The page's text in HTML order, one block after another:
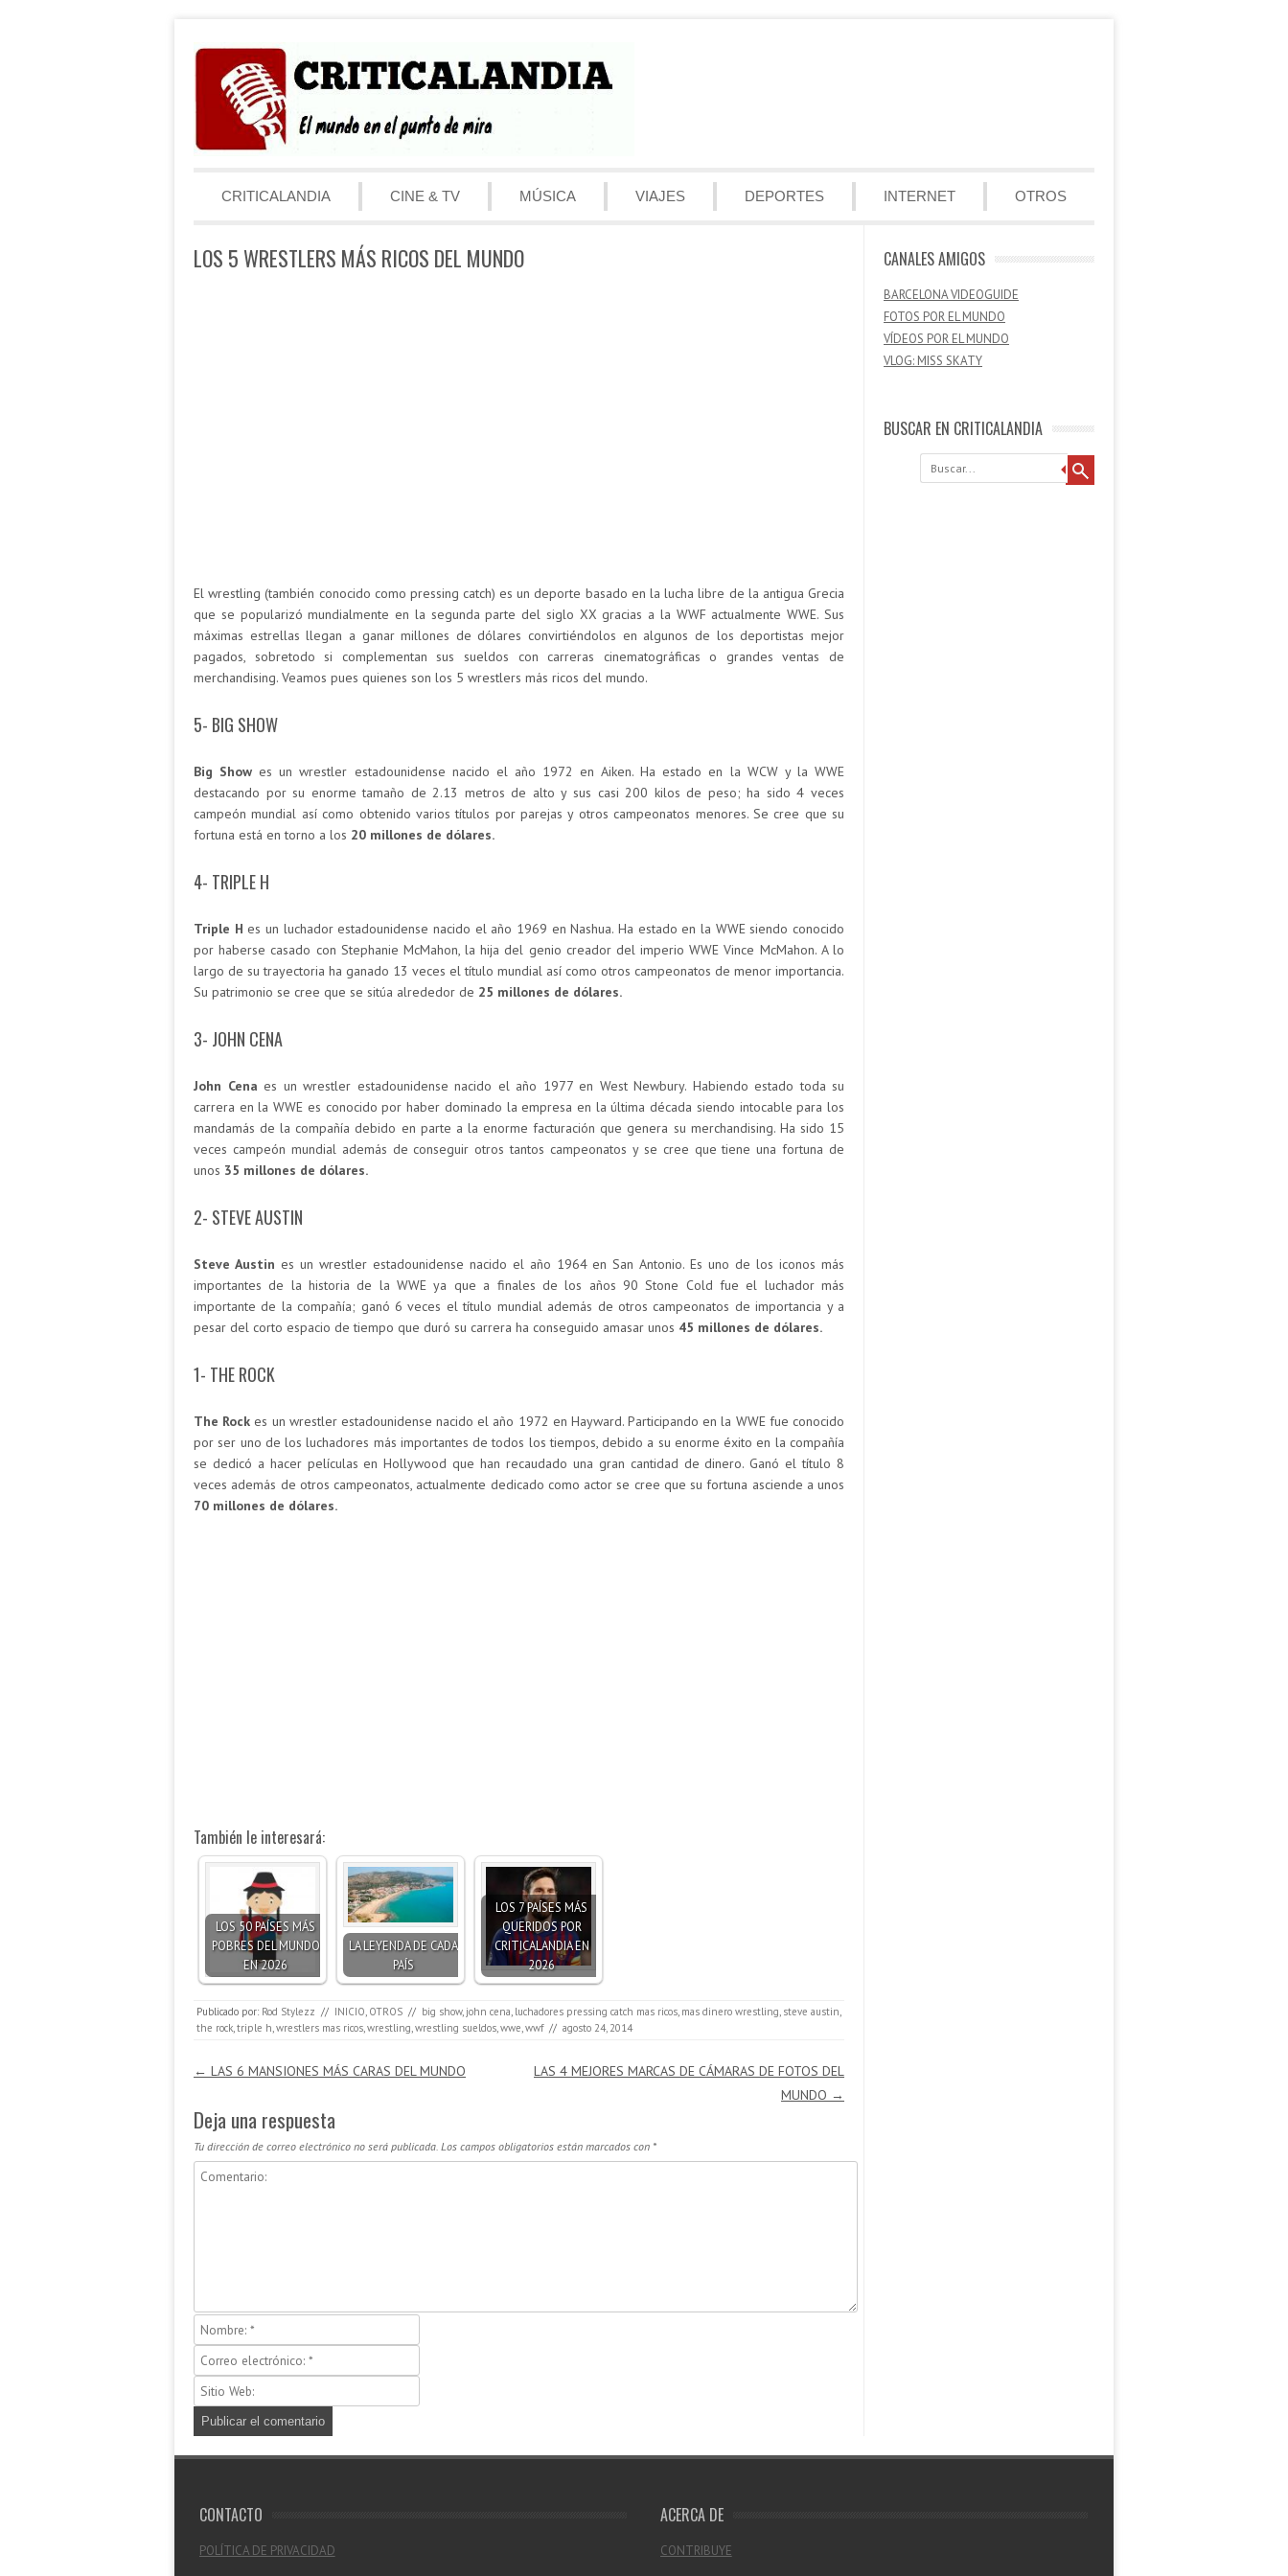
Menú
CRITICALANDIA
CINE & TV MÚSICA VIAJES DEPORTES INTERNET OTROS
LOS 5 WRESTLERS MÁS RICOS DEL MUNDO
El wrestling (también conocido como pressing catch) es un deporte basado en la lucha libre de la antigua Grecia
que se popularizó mundialmente en la segunda parte del siglo XX gracias a la WWF actualmente WWE. Sus
máximas estrellas llegan a ganar millones de dólares convirtiéndolos en algunos de los deportistas mejor
pagados, sobretodo si complementan sus sueldos con carreras cinematográficas o grandes ventas de
merchandising. Veamos pues quienes son los 5 wrestlers más ricos del mundo.
5- BIG SHOW
Big Show es un wrestler estadounidense nacido el año 1972 en Aiken. Ha estado en la WCW y la WWE
destacando por su enorme tamaño de 2.13 metros de alto y sus casi 200 kilos de peso; ha sido 4 veces
campeón mundial así como obtenido varios títulos por parejas y otros campeonatos menores. Se cree que su
fortuna está en torno a los 20 millones de dólares.
4- TRIPLE H
Triple H es un luchador estadounidense nacido el año 1969 en Nashua. Ha estado en la WWE siendo conocido
por haberse casado con Stephanie McMahon, la hija del genio creador del imperio WWE Vince McMahon. A lo
largo de su trayectoria ha ganado 13 veces el título mundial así como otros campeonatos de menor importancia.
Su patrimonio se cree que se sitúa alrededor de 25 millones de dólares.
3- JOHN CENA
John Cena es un wrestler estadounidense nacido el año 1977 en West Newbury. Habiendo estado toda su
carrera en la WWE es conocido por haber dominado la empresa en la última década siendo intocable para los
mandamás de la compañía debido en parte a la enorme facturación que genera su merchandising. Ha sido 15
veces campeón mundial además de conseguir otros tantos campeonatos y se cree que tiene una fortuna de
unos 35 millones de dólares.
2- STEVE AUSTIN
Steve Austin es un wrestler estadounidense nacido el año 1964 en San Antonio. Es uno de los iconos más
importantes de la historia de la WWE ya que a finales de los años 90 Stone Cold fue el luchador más
importante de la compañía; ganó 6 veces el título mundial además de otros campeonatos de importancia y a
pesar del corto espacio de tiempo que duró su carrera ha conseguido amasar unos 45 millones de dólares.
1- THE ROCK
The Rock es un wrestler estadounidense nacido el año 1972 en Hayward. Participando en la WWE fue conocido
por ser uno de los luchadores más importantes de todos los tiempos, debido a su enorme éxito en la compañía
se dedicó a hacer películas en Hollywood que han recaudado una gran cantidad de dinero. Ganó el título 8
veces además de otros campeonatos, actualmente dedicado como actor se cree que su fortuna asciende a unos
70 millones de dólares.
También le interesará:
LOS 50 PAÍSES MÁS
POBRES DEL MUNDO
EN 2026
LA LEYENDA DE CADA
PAÍS
LOS 7 PAÍSES MÁS
QUERIDOS POR
CRITICALANDIA EN
2026
Publicado por: Rod Stylezz // INICIO, OTROS // big show, john cena, luchadores pressing catch mas ricos, mas dinero wrestling, steve austin,
the rock,triple h,wrestlers mas ricos,wrestling,wrestling sueldos,wwe,wwf // agosto 24, 2014
Navegación de entradas
← LAS 6 MANSIONES MÁS CARAS DEL MUNDO
LAS 4 MEJORES MARCAS DE CÁMARAS DE FOTOS DEL
MUNDO →
Deja una respuesta
Tu dirección de correo electrónico no será publicada. Los campos obligatorios están marcados con *
CANALES AMIGOS
BARCELONA VIDEOGUIDE
FOTOS POR EL MUNDO
VÍDEOS POR EL MUNDO
VLOG: MISS SKATY
BUSCAR EN CRITICALANDIA
Buscar
CONTACTO
POLÍTICA DE PRIVACIDAD
ACERCA DE
CONTRIBUYE